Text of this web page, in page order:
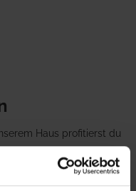
Haus profitierst du